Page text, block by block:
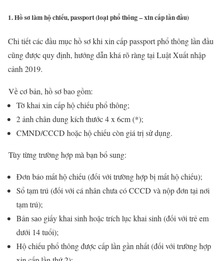
1. Hồ sơ làm hộ chiếu, passport (loại phổ thông – xin cấp lần đầu)
Chi tiết các đầu mục hồ sơ khi xin cấp passport phổ thông lần đầu
cũng được quy định, hướng dẫn khá rõ ràng tại Luật Xuất nhập
cảnh 2019.
Về cơ bản, hồ sơ bao gồm:
Tờ khai xin cấp hộ chiếu phổ thông;
2 ảnh chân dung kích thước 4 x 6cm (*);
CMND/CCCD hoặc hộ chiếu còn giá trị sử dụng.
Tùy từng trường hợp mà bạn bổ sung:
Đơn báo mất hộ chiếu (đối với trường hợp bị mất hộ chiếu);
Sổ tạm trú (đối với cá nhân chưa có CCCD và nộp đơn tại nơi
tạm trú);
Bản sao giấy khai sinh hoặc trích lục khai sinh (đối với trẻ em
dưới 14 tuổi);
Hộ chiếu phổ thông được cấp lần gần nhất (đối với trường hợp